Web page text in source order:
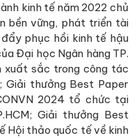
kinh tế năm 2022 chủ
bền vững, phát triển tài
phục hồi kinh tế hậu
Đại học Ngân hàng TP.
xuất sắc trong công tác
Giải thưởng Best Paper
2024 tổ chức tại
Giải thưởng Best
Hội thảo quốc tế về kinh